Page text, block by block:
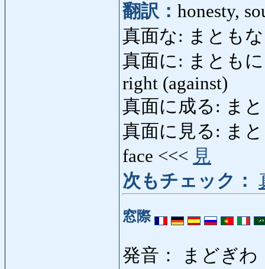
翻訳： honesty,
真面な: まともな
真面に: まともに
right (against)
真面に成る: ま
真面に見る: ま
face <<< 見
次もチェック：
窓際
発音： まどぎわ